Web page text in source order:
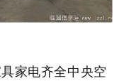
家电齐全中央空